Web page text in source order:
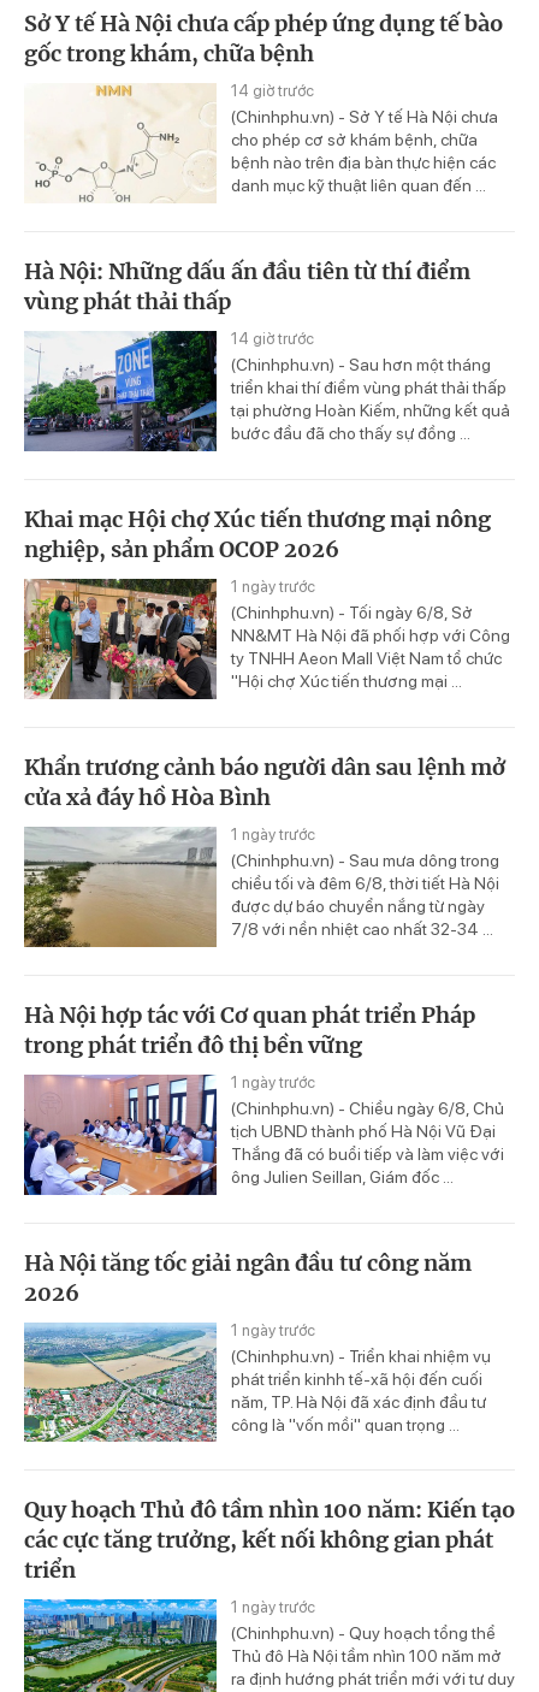
Sở Y tế Hà Nội chưa cấp phép ứng dụng tế bào
gốc trong khám, chữa bệnh
14 giờ trước
(Chinhphu.vn) - Sở Y tế Hà Nội chưa
cho phép cơ sở khám bệnh, chữa
bệnh nào trên địa bàn thực hiện các
danh mục kỹ thuật liên quan đến ...
Hà Nội: Những dấu ấn đầu tiên từ thí điểm
vùng phát thải thấp
14 giờ trước
(Chinhphu.vn) - Sau hơn một tháng
triển khai thí điểm vùng phát thải thấp
tại phường Hoàn Kiếm, những kết quả
bước đầu đã cho thấy sự đồng ...
Khai mạc Hội chợ Xúc tiến thương mại nông
nghiệp, sản phẩm OCOP 2026
1 ngày trước
(Chinhphu.vn) - Tối ngày 6/8, Sở
NN&MT Hà Nội đã phối hợp với Công
ty TNHH Aeon Mall Việt Nam tổ chức
"Hội chợ Xúc tiến thương mại ...
Khẩn trương cảnh báo người dân sau lệnh mở
cửa xả đáy hồ Hòa Bình
1 ngày trước
(Chinhphu.vn) - Sau mưa dông trong
chiều tối và đêm 6/8, thời tiết Hà Nội
được dự báo chuyển nắng từ ngày
7/8 với nền nhiệt cao nhất 32-34 ...
Hà Nội hợp tác với Cơ quan phát triển Pháp
trong phát triển đô thị bền vững
1 ngày trước
(Chinhphu.vn) - Chiều ngày 6/8, Chủ
tịch UBND thành phố Hà Nội Vũ Đại
Thắng đã có buổi tiếp và làm việc với
ông Julien Seillan, Giám đốc ...
Hà Nội tăng tốc giải ngân đầu tư công năm
2026
1 ngày trước
(Chinhphu.vn) - Triển khai nhiệm vụ
phát triển kinhh tế-xã hội đến cuối
năm, TP. Hà Nội đã xác định đầu tư
công là "vốn mồi" quan trọng ...
Quy hoạch Thủ đô tầm nhìn 100 năm: Kiến tạo
các cực tăng trưởng, kết nối không gian phát
triển
1 ngày trước
(Chinhphu.vn) - Quy hoạch tổng thể
Thủ đô Hà Nội tầm nhìn 100 năm mở
ra định hướng phát triển mới với tư duy